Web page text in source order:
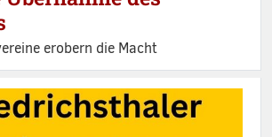
erobern die Macht